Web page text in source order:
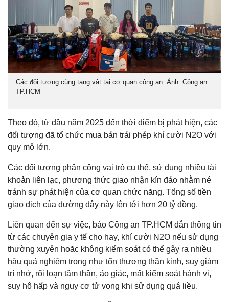
Các đối tượng cùng tang vật tại cơ quan công an. Ảnh: Công an
TP.HCM
Theo đó, từ đầu năm 2025 đến thời điểm bị phát hiện, các
đối tượng đã tổ chức mua bán trái phép khí cười N2O với
quy mô lớn.
Các đối tượng phân công vai trò cụ thể, sử dụng nhiều tài
khoản liên lạc, phương thức giao nhận kín đáo nhằm né
tránh sự phát hiện của cơ quan chức năng. Tổng số tiền
giao dịch của đường dây này lên tới hơn 20 tỷ đồng.
Liên quan đến sự việc, báo Công an TP.HCM dẫn thông tin
từ các chuyên gia y tế cho hay, khí cười N2O nếu sử dụng
thường xuyên hoặc không kiểm soát có thể gây ra nhiều
hậu quả nghiêm trọng như tổn thương thần kinh, suy giảm
trí nhớ, rối loạn tâm thần, ảo giác, mất kiểm soát hành vi,
suy hô hấp và nguy cơ tử vong khi sử dụng quá liều.